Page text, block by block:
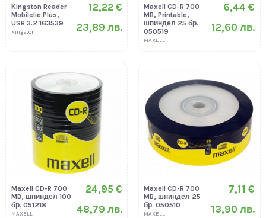
Kingston Reader
Mobilelie Plus,
USB 3.2 163539
Kingston
12,22 €
23,89 лв.
Maxell CD-R 700
MB, Printable,
шпиндел 25 бр.
050519
MAXELL
6,44 €
12,60 лв.
Maxell CD-R 700
MB, шпиндел 100
бр. 051218
MAXELL
24,95 €
48,79 лв.
Maxell CD-R 700
MB, шпиндел 25
бр. 050510
MAXELL
7,11 €
13,90 лв.